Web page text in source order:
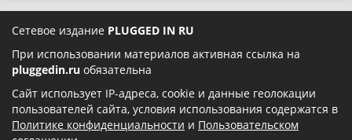
Сетевое издание PLUGGED IN RU
При использовании материалов активная ссылка на
pluggedin.ru обязательна
Сайт использует IP-адреса, cookie и данные геолокации
пользователей сайта, условия использования содержатся в
Политике конфиденциальности и Пользовательском